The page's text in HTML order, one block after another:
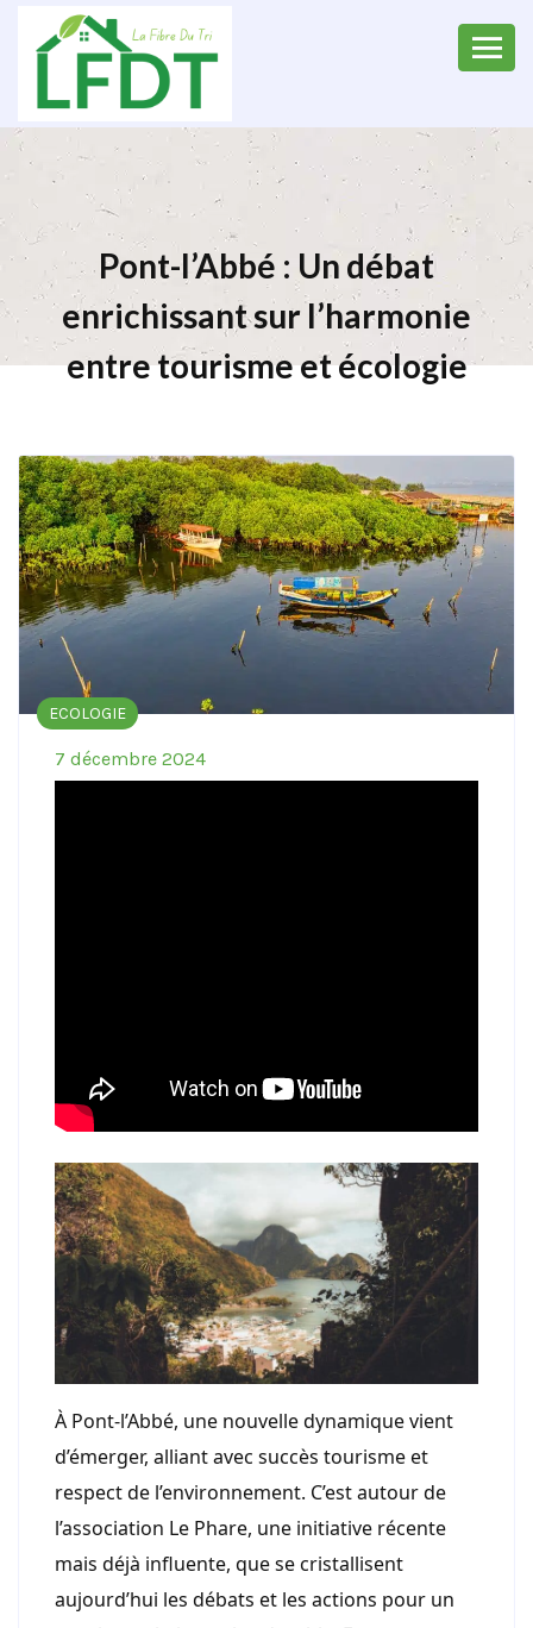
Pont-l’Abbé : Un débat
enrichissant sur l’harmonie
entre tourisme et écologie
ECOLOGIE
7 décembre 2024
À Pont-l’Abbé, une nouvelle dynamique vient
d’émerger, alliant avec succès tourisme et
respect de l’environnement. C’est autour de
l’association Le Phare, une initiative récente
mais déjà influente, que se cristallisent
aujourd’hui les débats et les actions pour un